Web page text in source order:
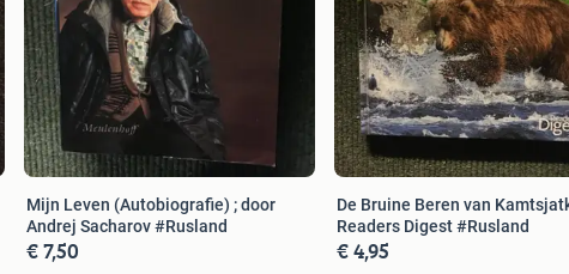
Mijn Leven (Autobiografie) ; door
Andrej Sacharov #Rusland
€ 7,50
De Bruine Beren van
Readers Digest #Rusland
€ 4,95